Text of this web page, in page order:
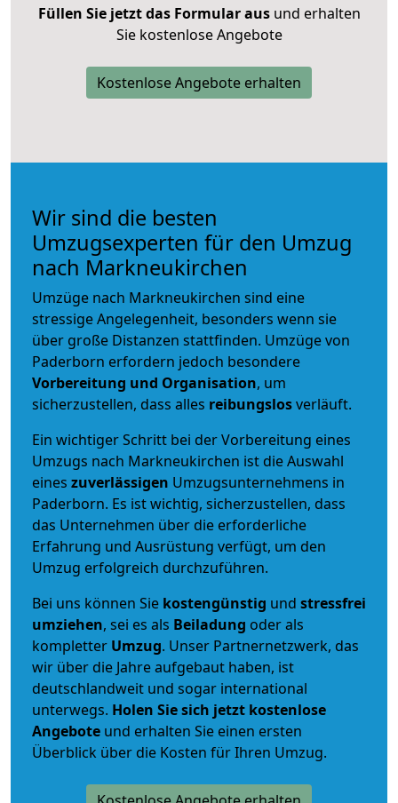
Füllen Sie jetzt das Formular ausund erhalten
Sie kostenlose Angebote
Kostenlose Angebote erhalten
Wir sind die besten
Umzugsexperten für den Umzug
nach Markneukirchen
Umzüge nach Markneukirchen sind eine
stressige Angelegenheit, besonders wenn sie
über große Distanzen stattfinden. Umzüge von
Paderborn erfordern jedoch besondere
Vorbereitung und Organisation, um
sicherzustellen, dass alles reibungslosverläuft.
Ein wichtiger Schritt bei der Vorbereitung eines
Umzugs nach Markneukirchen ist die Auswahl
eines zuverlässigen Umzugsunternehmens in
Paderborn. Es ist wichtig, sicherzustellen, dass
das Unternehmen über die erforderliche
Erfahrung und Ausrüstung verfügt, um den
Umzug erfolgreich durchzuführen.
Bei uns können Sie kostengünstig und stressfrei
umziehen, sei es als Beiladung oder als
kompletter Umzug. Unser Partnernetzwerk, das
wir über die Jahre aufgebaut haben, ist
deutschlandweit und sogar international
unterwegs. Holen Sie sich jetzt kostenlose
Angebote und erhalten Sie einen ersten
Überblick über die Kosten für Ihren Umzug.